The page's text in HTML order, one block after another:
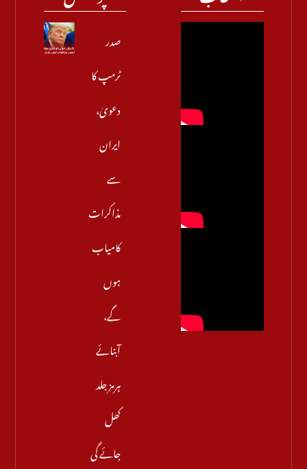
صدر
ٹرمپ کا
دعویٰ،
ایران
سے
مذاکرات
کامیاب
ہوں
گے،
آبنائے
ہرمز جلد
کھل
جائے گی